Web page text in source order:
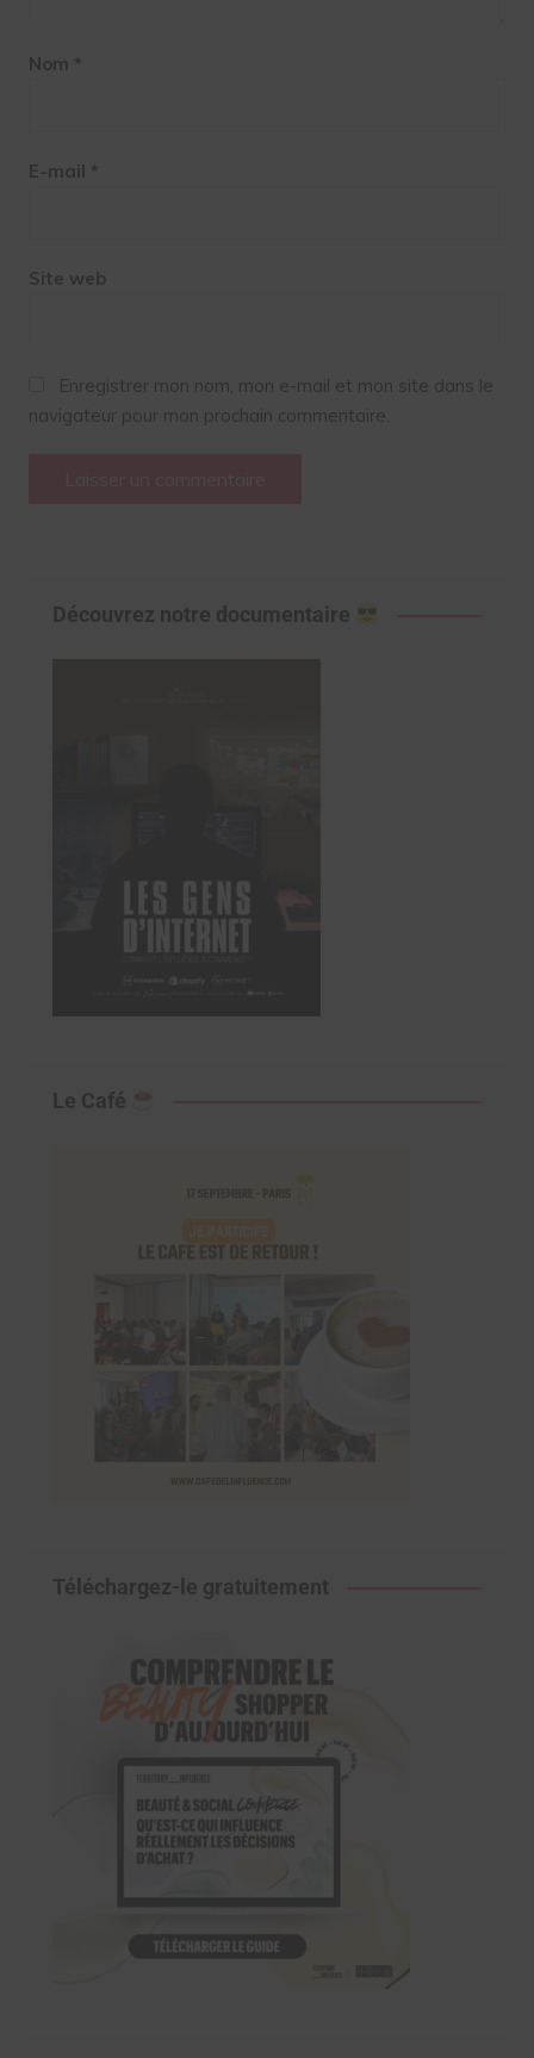
Nom *
E-mail *
Site web
Enregistrer mon nom, mon e-mail et mon site dans le
navigateur pour mon prochain commentaire.
Découvrez notre documentaire
Le Café
Téléchargez-le gratuitement